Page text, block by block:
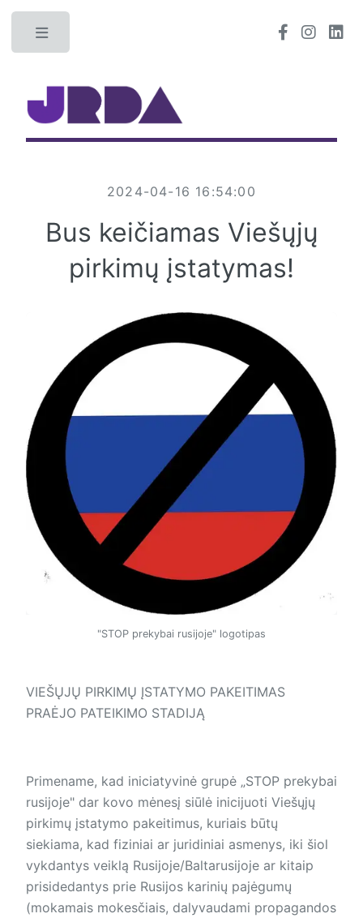
2024-04-16 16:54:00
Bus keičiamas Viešųjų
pirkimų įstatymas!
"STOP prekybai rusijoje" logotipas
VIEŠŲJŲ PIRKIMŲ ĮSTATYMO PAKEITIMAS
PRAĖJO PATEIKIMO STADIJĄ
Primename, kad iniciatyvinė grupė „STOP prekybai
rusijoje" dar kovo mėnesį siūlė inicijuoti Viešųjų
pirkimų įstatymo pakeitimus, kuriais būtų
siekiama, kad fiziniai ar juridiniai asmenys, iki šiol
vykdantys veiklą Rusijoje/Baltarusijoje ar kitaip
prisidedantys prie Rusijos karinių pajėgumų
(mokamais mokesčiais, dalyvaudami propagandos